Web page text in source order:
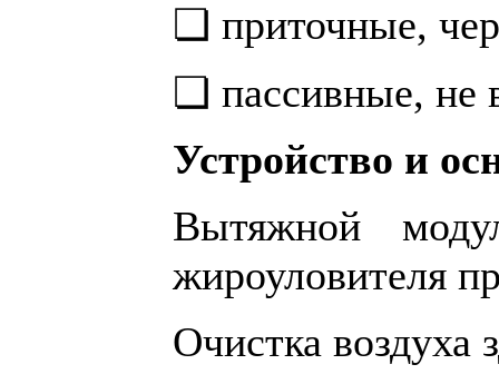
❏ приточные,
❏ пассивные, не
Устройство и
Вытяжной
жироуловителя
Очистка воздуха